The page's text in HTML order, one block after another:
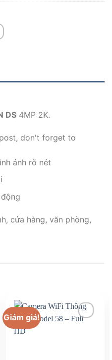
DS 4MP 2K.
don't forget to
ảnh rõ nét
cửa hàng, văn phòng,
Giảm giá!